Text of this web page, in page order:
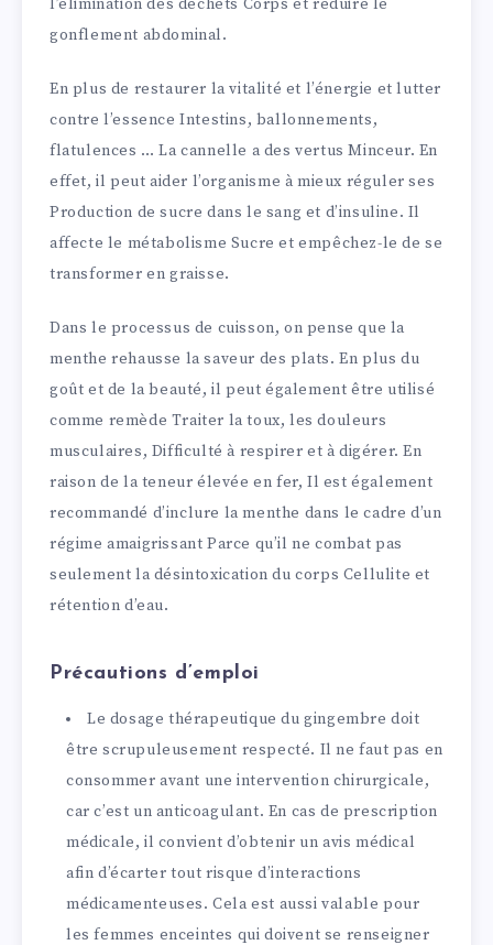
l’élimination des déchets Corps et réduire le
gonflement abdominal.
En plus de restaurer la vitalité et l’énergie et lutter
contre l’essence Intestins, ballonnements,
flatulences … La cannelle a des vertus Minceur. En
effet, il peut aider l’organisme à mieux réguler ses
Production de sucre dans le sang et d’insuline. Il
affecte le métabolisme Sucre et empêchez-le de se
transformer en graisse.
Dans le processus de cuisson, on pense que la
menthe rehausse la saveur des plats. En plus du
goût et de la beauté, il peut également être utilisé
comme remède Traiter la toux, les douleurs
musculaires, Difficulté à respirer et à digérer. En
raison de la teneur élevée en fer, Il est également
recommandé d’inclure la menthe dans le cadre d’un
régime amaigrissant Parce qu’il ne combat pas
seulement la désintoxication du corps Cellulite et
rétention d’eau.
Précautions d’emploi
Le dosage thérapeutique du gingembre doit
être scrupuleusement respecté. Il ne faut pas en
consommer avant une intervention chirurgicale,
car c’est un anticoagulant. En cas de prescription
médicale, il convient d’obtenir un avis médical
afin d’écarter tout risque d’interactions
médicamenteuses. Cela est aussi valable pour
les femmes enceintes qui doivent se renseigner